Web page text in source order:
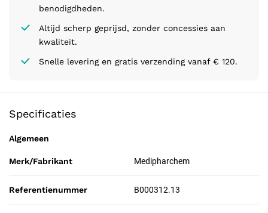
benodigdheden.
Altijd scherp geprijsd, zonder concessies aan
kwaliteit.
Snelle levering en gratis verzending vanaf € 120.
Specificaties
Algemeen
Merk/Fabrikant Medipharchem
Referentienummer B000312.13